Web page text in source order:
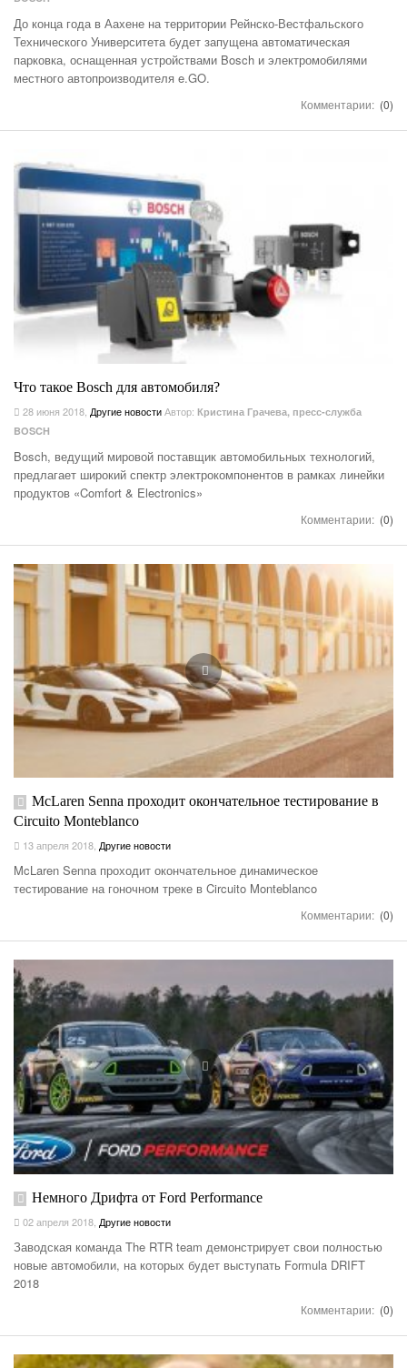
До конца года в Аахене на территории Рейнско-Вестфальского
Технического Университета будет запущена автоматическая
парковка, оснащенная устройствами Bosch и электромобилями
местного автопроизводителя e.GO.
Комментарии: (0)
Что такое Bosch для автомобиля?
28 июня 2018 Другие новостиАвтор: Кристина Грачева, пресс-служба
BOSCH
Bosch, ведущий мировой поставщик автомобильных технологий,
предлагает широкий спектр электрокомпонентов в рамках линейки
продуктов «Comfort & Electronics»
Комментарии: (0)
McLaren Senna проходит окончательное тестирование в
Circuito Monteblanco
13 апреля 2018, Другие новости
McLaren Senna проходит окончательное динамическое
тестирование на гоночном треке в Circuito Monteblanco
Комментарии: (0)
Немного Дрифта от Ford Performance
02 апреля 2018 Другие новости
Заводская команда The RTR team демонстрирует свои полностью
новые автомобили, на которых будет выступать Formula DRIFT
2018
Комментарии: (0)